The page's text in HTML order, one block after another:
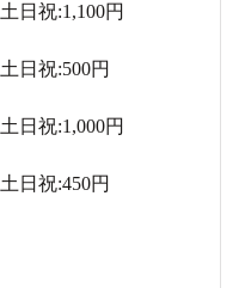
日祝:1,100円
日祝:500円
日祝:1,000円
日祝:450円